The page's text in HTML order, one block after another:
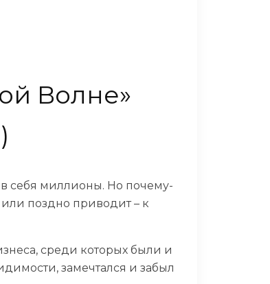
Волне»
себя миллионы. Но почему-
или поздно приводит – к
среди которых были и
замечтался и забыл